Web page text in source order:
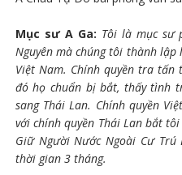
Mục sư A Ga: Tôi là mục sư
Nguyên mà chúng tôi thành
Việt Nam. Chính quyền tra
đó họ chuẩn bị bắt, thấy tình
sang Thái Lan. Chính quyền
với chính quyền Thái Lan bắt
Giữ Người Nước Ngoài Cư Trú
thời gian 3 tháng.